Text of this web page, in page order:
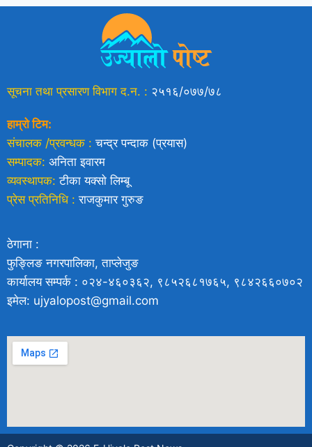
सूचना तथा प्रसारण विभाग द.न. : २५१६/०७७/७८
हाम्रो टिम:
संचालक /प्रवन्धक : चन्द्र पन्दाक (प्रयास)
सम्पादक: अनिता इवारम
व्यवस्थापक: टीका यक्साे लिम्बू
प्रेस प्रतिनिधि : राजकुमार गुरुङ
ठेगाना :
फुङ्लिङ नगरपालिका, ताप्लेजुङ
कार्यालय सम्पर्क : ०२४-४६०३६२, ९८५२६८१७६५, ९८४२६६०७०२
इमेल: ujyalopost@gmail.com